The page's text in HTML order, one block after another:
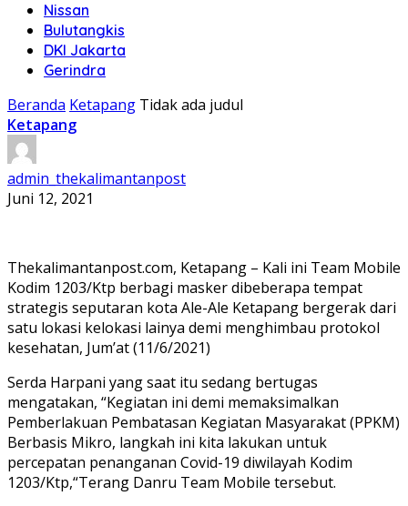
Nissan
Bulutangkis
DKI Jakarta
Gerindra
Beranda Ketapang Tidak ada judul
Ketapang
admin_thekalimantanpost
Juni 12, 2021
Thekalimantanpost.com, Ketapang – Kali ini Team Mobile
Kodim 1203/Ktp berbagi masker dibeberapa tempat
strategis seputaran kota Ale-Ale Ketapang bergerak dari
satu lokasi kelokasi lainya demi menghimbau protokol
kesehatan, Jum’at (11/6/2021)
Serda Harpani yang saat itu sedang bertugas
mengatakan, “Kegiatan ini demi memaksimalkan
Pemberlakuan Pembatasan Kegiatan Masyarakat (PPKM)
Berbasis Mikro, langkah ini kita lakukan untuk
percepatan penanganan Covid-19 diwilayah Kodim
1203/Ktp,“Terang Danru Team Mobile tersebut.